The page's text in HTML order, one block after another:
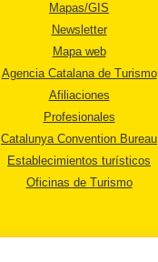
Mapas/GIS
Newsletter
Mapa web
Agencia Catalana de Turismo
Afiliaciones
Profesionales
Catalunya Convention Bureau
Establecimientos turísticos
Oficinas de Turismo